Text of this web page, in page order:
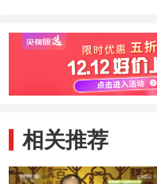
蒋介石一意孤行
发动内战
相关推荐